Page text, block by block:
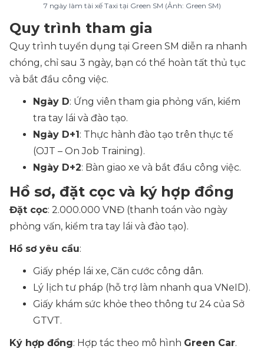
7 ngày làm tài xế Taxi tại Green SM (Ảnh: Green SM)
Quy trình tham gia
Quy trình tuyển dụng tại Green SM diễn ra nhanh
chóng, chỉ sau 3 ngày, bạn có thể hoàn tất thủ tục
và bắt đầu công việc.
Ngày D: Ứng viên tham gia phỏng vấn, kiểm
tra tay lái và đào tạo.
Ngày D+1: Thực hành đào tạo trên thực tế
(OJT – On Job Training).
Ngày D+2: Bàn giao xe và bắt đầu công việc.
Hồ sơ, đặt cọc và ký hợp đồng
Đặt cọc: 2.000.000 VNĐ (thanh toán vào ngày
phỏng vấn, kiểm tra tay lái và đào tạo).
Hồ sơ yêu cầu:
Giấy phép lái xe, Căn cước công dân.
Lý lịch tư pháp (hỗ trợ làm nhanh qua VNeID).
Giấy khám sức khỏe theo thông tư 24 của Sở
GTVT.
Ký hợp đồng: Hợp tác theo mô hình Green Car.